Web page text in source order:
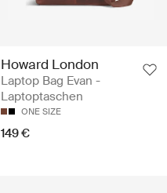
Howard London
Laptop Bag Evan -
Laptoptaschen
ONE SIZE
149 €